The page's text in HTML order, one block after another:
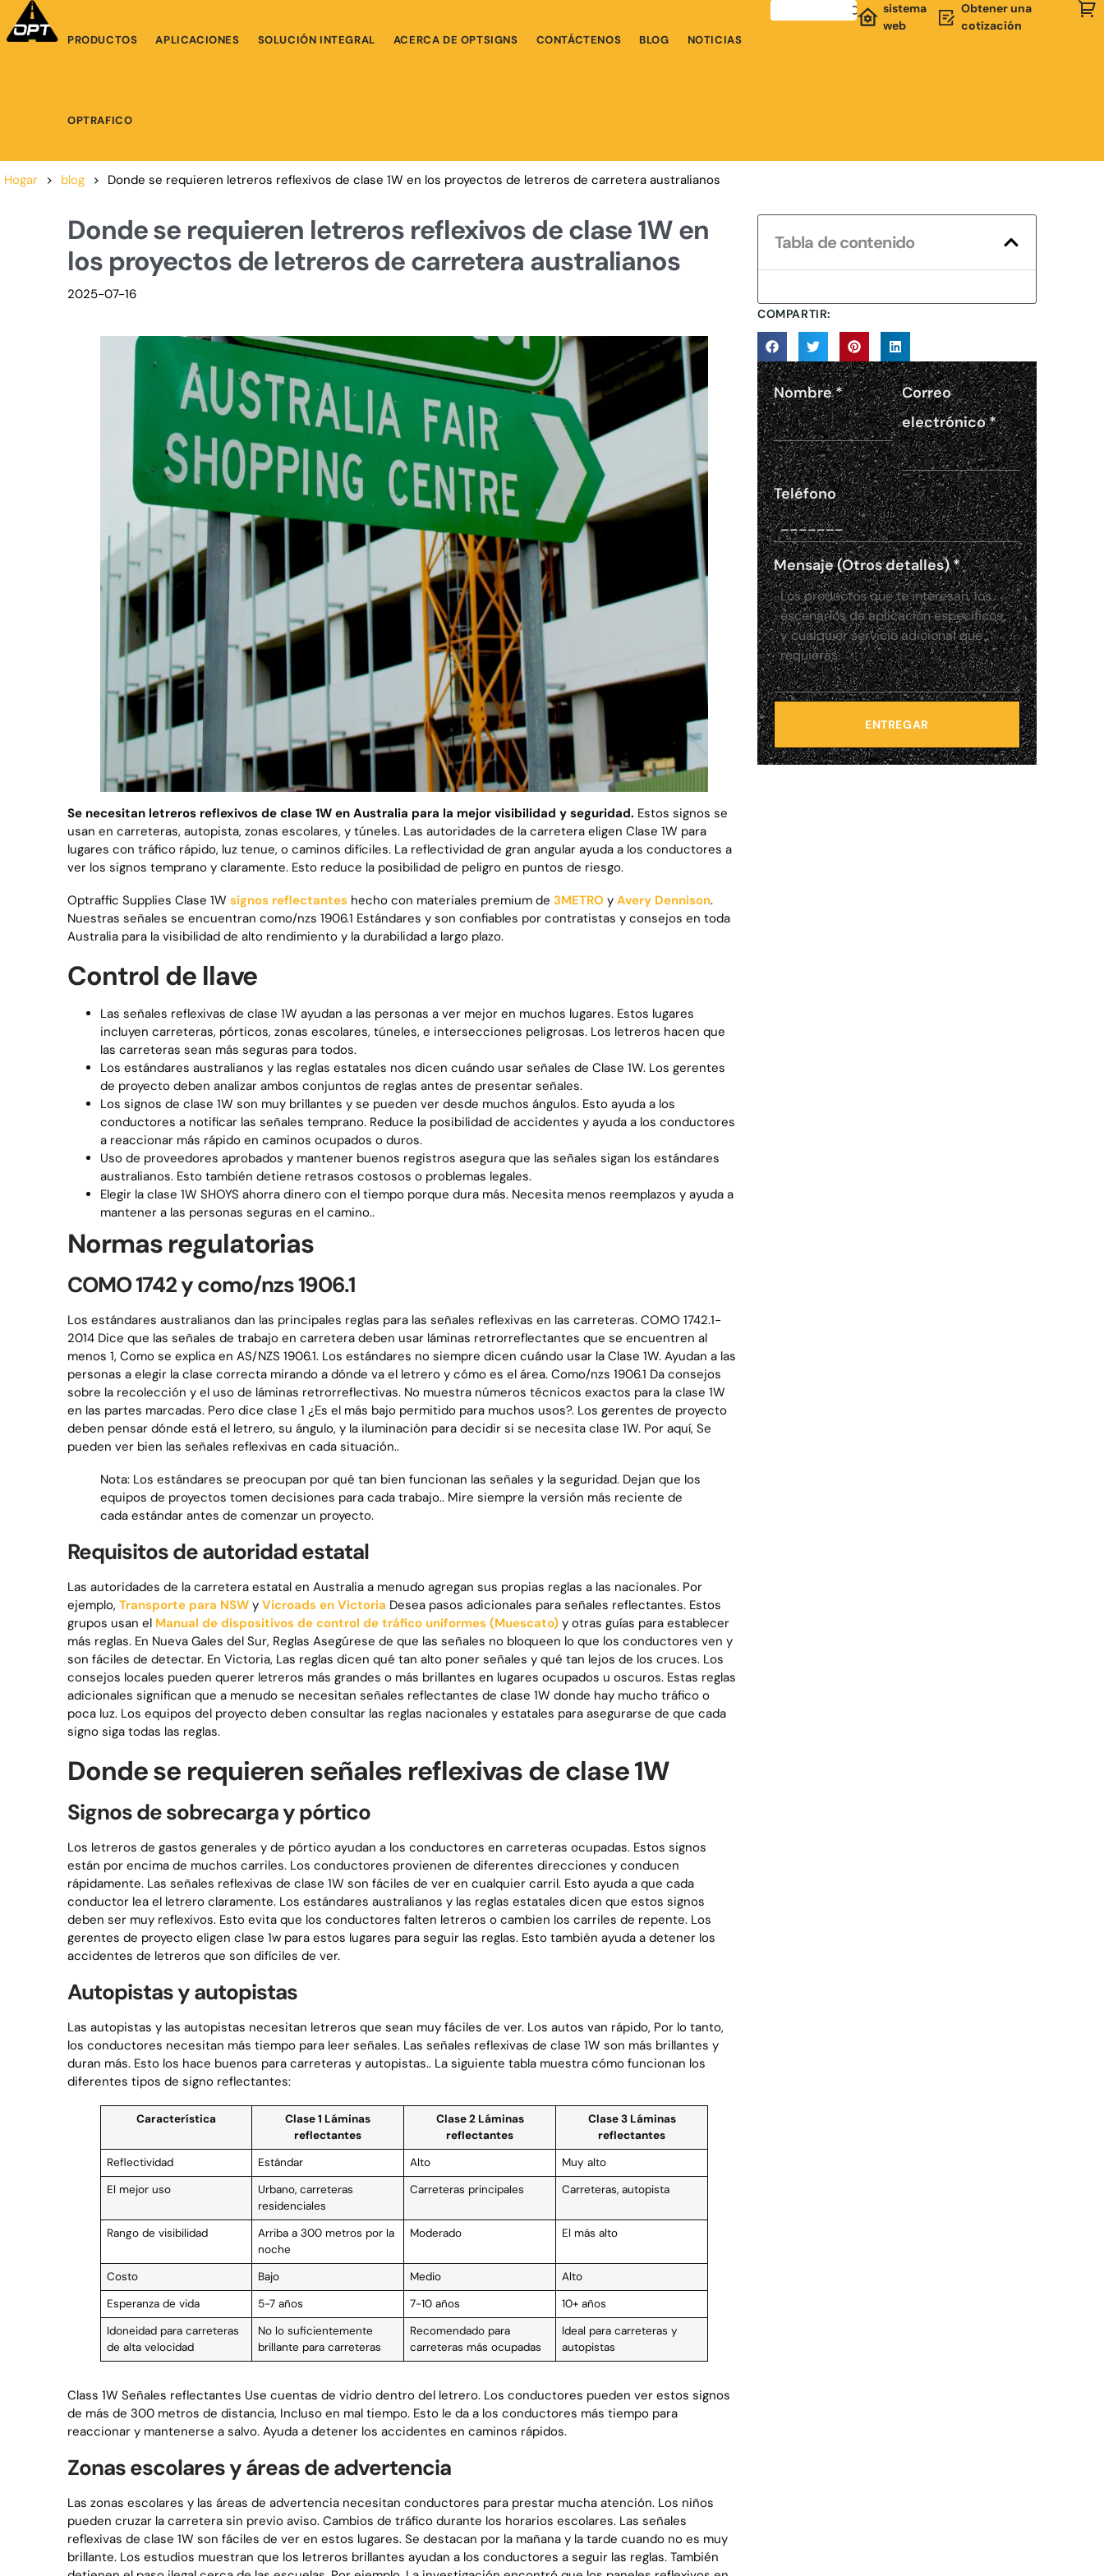
PRODUCTOS APLICACIONES SOLUCIÓN INTEGRAL ACERCA DE OPTSIGNS CONTÁCTENOS BLOG NOTICIAS
OPTRAFICO
sistema
web
Obtener una
cotización
Hogar > blog > Donde se requieren letreros reflexivos de clase 1W en los proyectos de letreros de carretera australianos
Donde se requieren letreros reflexivos de clase 1W en
los proyectos de letreros de carretera australianos
2025-07-16
Se necesitan letreros reflexivos de clase 1W en Australia para la mejor visibilidad y seguridad. Estos signos se
usan en carreteras, autopista, zonas escolares, y túneles. Las autoridades de la carretera eligen Clase 1W para
lugares con tráfico rápido, luz tenue, o caminos difíciles. La reflectividad de gran angular ayuda a los conductores a
ver los signos temprano y claramente. Esto reduce la posibilidad de peligro en puntos de riesgo.
Optraffic Supplies Clase 1W signos reflectantes hecho con materiales premium de 3METRO y Avery Dennison.
Nuestras señales se encuentran como/nzs 1906.1 Estándares y son confiables por contratistas y consejos en toda
Australia para la visibilidad de alto rendimiento y la durabilidad a largo plazo.
Control de llave
Las señales reflexivas de clase 1W ayudan a las personas a ver mejor en muchos lugares. Estos lugares
incluyen carreteras, pórticos, zonas escolares, túneles, e intersecciones peligrosas. Los letreros hacen que
las carreteras sean más seguras para todos.
Los estándares australianos y las reglas estatales nos dicen cuándo usar señales de Clase 1W. Los gerentes
de proyecto deben analizar ambos conjuntos de reglas antes de presentar señales.
Los signos de clase 1W son muy brillantes y se pueden ver desde muchos ángulos. Esto ayuda a los
conductores a notificar las señales temprano. Reduce la posibilidad de accidentes y ayuda a los conductores
a reaccionar más rápido en caminos ocupados o duros.
Uso de proveedores aprobados y mantener buenos registros asegura que las señales sigan los estándares
australianos. Esto también detiene retrasos costosos o problemas legales.
Elegir la clase 1W SHOYS ahorra dinero con el tiempo porque dura más. Necesita menos reemplazos y ayuda a
mantener a las personas seguras en el camino..
Normas regulatorias
COMO 1742 y como/nzs 1906.1
Los estándares australianos dan las principales reglas para las señales reflexivas en las carreteras. COMO 1742.1-
2014 Dice que las señales de trabajo en carretera deben usar láminas retrorreflectantes que se encuentren al
menos 1, Como se explica en AS/NZS 1906.1. Los estándares no siempre dicen cuándo usar la Clase 1W. Ayudan a las
personas a elegir la clase correcta mirando a dónde va el letrero y cómo es el área. Como/nzs 1906.1 Da consejos
sobre la recolección y el uso de láminas retrorreflectivas. No muestra números técnicos exactos para la clase 1W
en las partes marcadas. Pero dice clase 1 ¿Es el más bajo permitido para muchos usos?. Los gerentes de proyecto
deben pensar dónde está el letrero, su ángulo, y la iluminación para decidir si se necesita clase 1W. Por aquí, Se
pueden ver bien las señales reflexivas en cada situación..
Nota: Los estándares se preocupan por qué tan bien funcionan las señales y la seguridad. Dejan que los
equipos de proyectos tomen decisiones para cada trabajo.. Mire siempre la versión más reciente de
cada estándar antes de comenzar un proyecto.
Requisitos de autoridad estatal
Las autoridades de la carretera estatal en Australia a menudo agregan sus propias reglas a las nacionales. Por
ejemplo, Transporte para NSW y Vicroads en Victoria Desea pasos adicionales para señales reflectantes. Estos
grupos usan el Manual de dispositivos de control de tráfico uniformes (Muescato) y otras guías para establecer
más reglas. En Nueva Gales del Sur, Reglas Asegúrese de que las señales no bloqueen lo que los conductores ven y
son fáciles de detectar. En Victoria, Las reglas dicen qué tan alto poner señales y qué tan lejos de los cruces. Los
consejos locales pueden querer letreros más grandes o más brillantes en lugares ocupados u oscuros. Estas reglas
adicionales significan que a menudo se necesitan señales reflectantes de clase 1W donde hay mucho tráfico o
poca luz. Los equipos del proyecto deben consultar las reglas nacionales y estatales para asegurarse de que cada
signo siga todas las reglas.
Donde se requieren señales reflexivas de clase 1W
Signos de sobrecarga y pórtico
Los letreros de gastos generales y de pórtico ayudan a los conductores en carreteras ocupadas. Estos signos
están por encima de muchos carriles. Los conductores provienen de diferentes direcciones y conducen
rápidamente. Las señales reflexivas de clase 1W son fáciles de ver en cualquier carril. Esto ayuda a que cada
conductor lea el letrero claramente. Los estándares australianos y las reglas estatales dicen que estos signos
deben ser muy reflexivos. Esto evita que los conductores falten letreros o cambien los carriles de repente. Los
gerentes de proyecto eligen clase 1w para estos lugares para seguir las reglas. Esto también ayuda a detener los
accidentes de letreros que son difíciles de ver.
Autopistas y autopistas
Las autopistas y las autopistas necesitan letreros que sean muy fáciles de ver. Los autos van rápido, Por lo tanto,
los conductores necesitan más tiempo para leer señales. Las señales reflexivas de clase 1W son más brillantes y
duran más. Esto los hace buenos para carreteras y autopistas.. La siguiente tabla muestra cómo funcionan los
diferentes tipos de signo reflectantes:
Característica
Clase 1 Láminas
reflectantes
Clase 2 Láminas
reflectantes
Clase 3 Láminas
reflectantes
Reflectividad
Estándar Alto
Muy alto
El mejor uso
Urbano, carreteras
residenciales
Carreteras principales Carreteras, autopista
Rango de visibilidad
Arriba a 300 metros por la
noche
Moderado El más alto
Costo Bajo Medio
Alto
Esperanza de vida
5-7 años 7-10 años
10+ años
Idoneidad para carreteras
de alta velocidad
No lo suficientemente
brillante para carreteras
Recomendado para
carreteras más ocupadas
Ideal para carreteras y
autopistas
Class 1W Señales reflectantes Use cuentas de vidrio dentro del letrero. Los conductores pueden ver estos signos
de más de 300 metros de distancia, Incluso en mal tiempo. Esto le da a los conductores más tiempo para
reaccionar y mantenerse a salvo. Ayuda a detener los accidentes en caminos rápidos.
Zonas escolares y áreas de advertencia
Las zonas escolares y las áreas de advertencia necesitan conductores para prestar mucha atención. Los niños
pueden cruzar la carretera sin previo aviso. Cambios de tráfico durante los horarios escolares. Las señales
reflexivas de clase 1W son fáciles de ver en estos lugares. Se destacan por la mañana y la tarde cuando no es muy
brillante. Los estudios muestran que los letreros brillantes ayudan a los conductores a seguir las reglas. También
Tabla de contenido
COMPARTIR:
Nombre*
Correo
electrónico*
Teléfono
Mensaje (Otros detalles)*
ENTREGAR